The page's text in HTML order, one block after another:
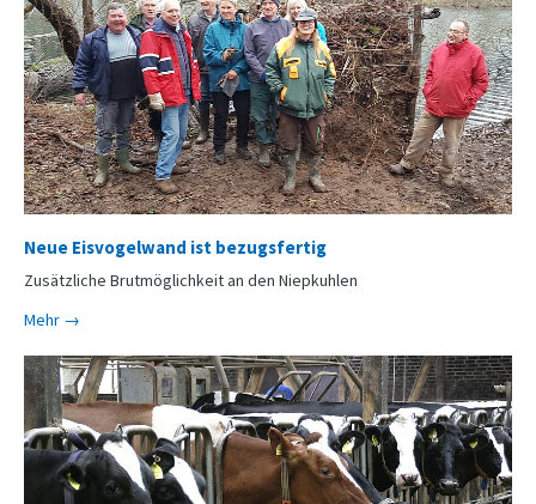
Neue Eisvogelwand ist bezugsfertig
Zusätzliche Brutmöglichkeit an den Niepkuhlen
Mehr →